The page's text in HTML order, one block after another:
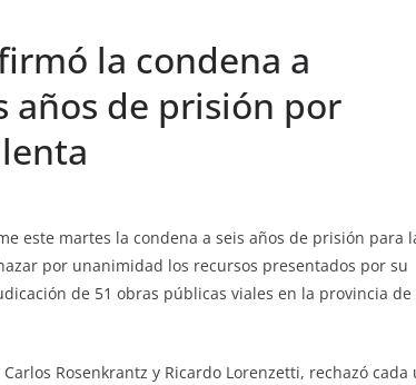
la condena a
años de prisión por
este martes la condena a seis años de prisión para
por unanimidad los recursos presentados por su
de 51 obras públicas viales en la provincia de
Rosenkrantz y Ricardo Lorenzetti, rechazó cada